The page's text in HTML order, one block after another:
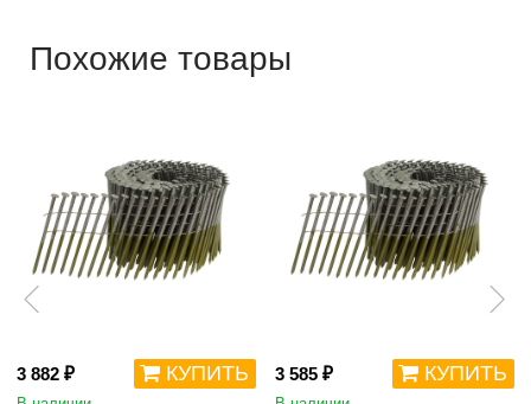
Похожие товары
3 882 ₽ КУПИТЬ 3 585 ₽ КУПИТЬ